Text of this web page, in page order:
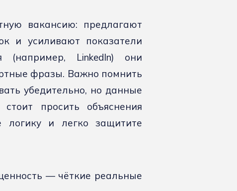
вакансию: предлагают
и усиливают показатели
(например, LinkedIn) они
фразы. Важно помнить
убедительно, но данные
просить объяснения
и легко защитите
— чёткие реальные